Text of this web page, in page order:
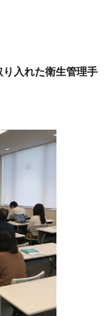
入れた衛生管理手